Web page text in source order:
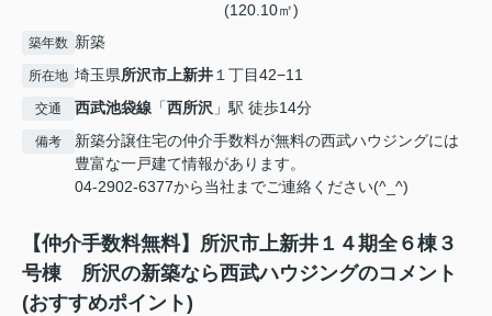
(120.10㎡)
築年数 新築
所在地 埼玉県所沢市上新井１丁目42−11
交通 西武池袋線 「西所沢 」駅 徒歩14分
備考
新築分譲住宅の仲介手数料が無料の西武ハウジングには
豊富な一戸建て情報があります。
04-2902-6377から当社までご連絡ください(^_^)
【仲介手数料無料】所沢市上新井１４期全６棟３
号棟 所沢の新築なら西武ハウジングのコメント
(おすすめポイント)